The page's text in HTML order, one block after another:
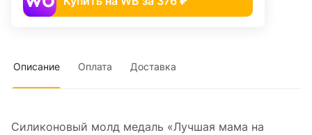
Описание Оплата Доставка
Силиконовый молд медаль «Лучшая мама на